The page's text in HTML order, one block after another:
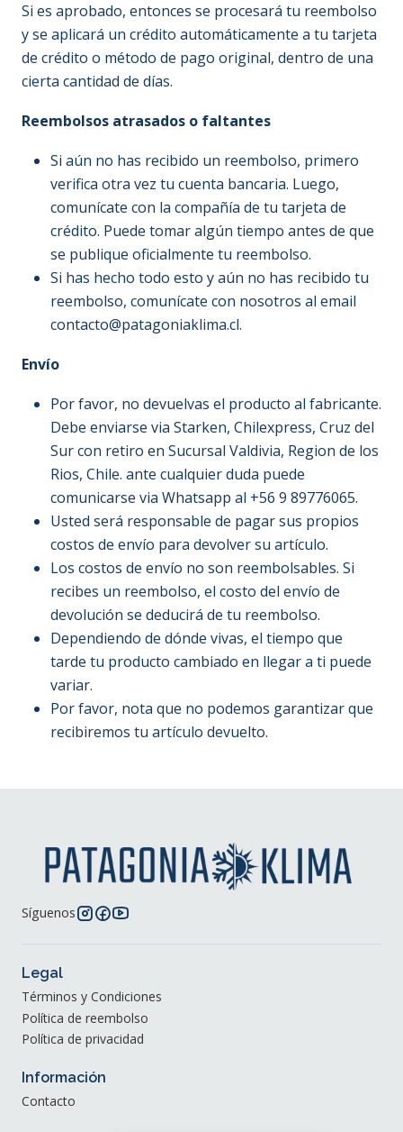
Si es aprobado, entonces se procesará tu reembolso
y se aplicará un crédito automáticamente a tu tarjeta
de crédito o método de pago original, dentro de una
cierta cantidad de días.
Reembolsos atrasados ​​o faltantes
Si aún no has recibido un reembolso, primero
verifica otra vez tu cuenta bancaria. Luego,
comunícate con la compañía de tu tarjeta de
crédito. Puede tomar algún tiempo antes de que
se publique oficialmente tu reembolso.
Si has hecho todo esto y aún no has recibido tu
reembolso, comunícate con nosotros al email
contacto@patagoniaklima.cl.
Envío
Por favor, no devuelvas el producto al fabricante.
Debe enviarse via Starken, Chilexpress, Cruz del
Sur con retiro en Sucursal Valdivia, Region de los
Rios, Chile. ante cualquier duda puede
comunicarse via Whatsapp al +56 9 89776065.
Usted será responsable de pagar sus propios
costos de envío para devolver su artículo.
Los costos de envío no son reembolsables. Si
recibes un reembolso, el costo del envío de
devolución se deducirá de tu reembolso.
Dependiendo de dónde vivas, el tiempo que
tarde tu producto cambiado en llegar a ti puede
variar.
Por favor, nota que no podemos garantizar que
recibiremos tu artículo devuelto.
Síguenos
Legal
Términos y Condiciones
Política de reembolso
Política de privacidad
Información
Contacto